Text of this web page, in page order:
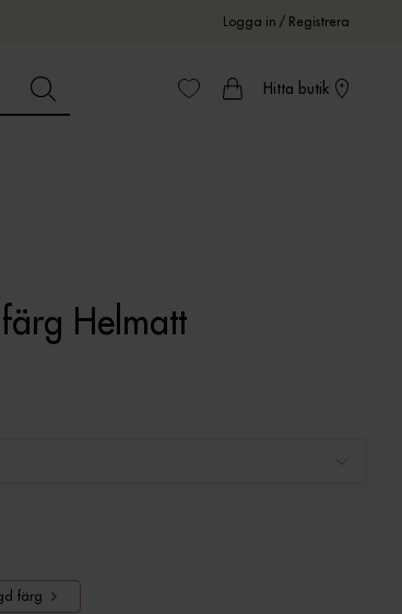
Logga in / Registrera
Hitta butik
Helmatt
färg